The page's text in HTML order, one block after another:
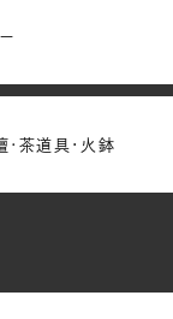
･茶道具・火鉢